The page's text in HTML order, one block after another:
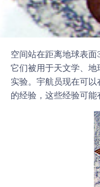
空间站在距离地球表
它们被用于天文学、
实验。宇航员现在可
的经验，这些经验可